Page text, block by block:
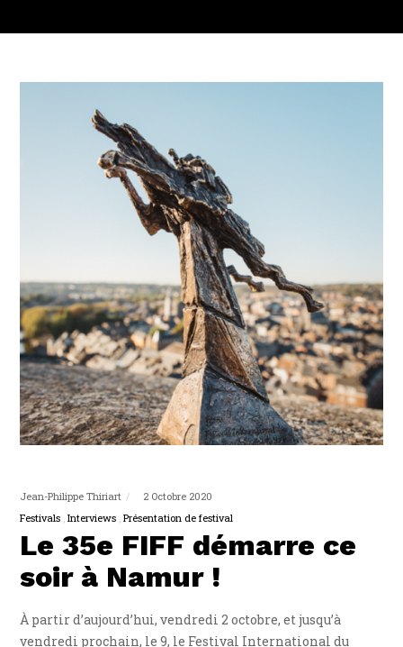
Jean-Philippe Thiriart
2 Octobre 2020
Festivals Interviews Présentation de festival
Le 35e FIFF démarre ce
soir à Namur !
À partir d’aujourd’hui, vendredi 2 octobre, et jusqu’à
vendredi prochain, le 9, le Festival International du